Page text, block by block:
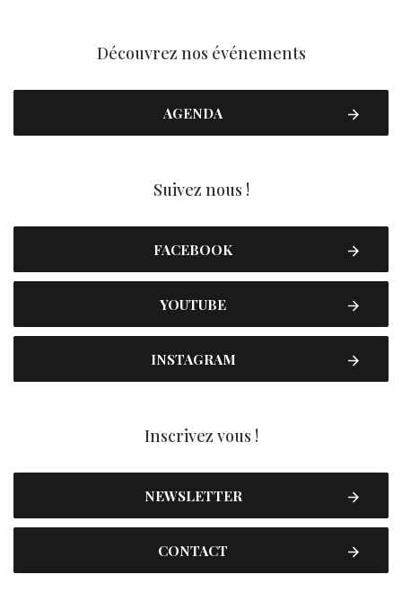
Découvrez nos événements
AGENDA
Suivez nous !
FACEBOOK
YOUTUBE
INSTAGRAM
Inscrivez vous !
NEWSLETTER
CONTACT